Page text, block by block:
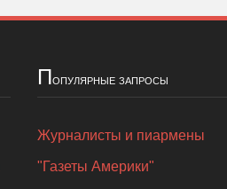
Популярные запросы
Журналисты и пиармены
"Газеты Америки"